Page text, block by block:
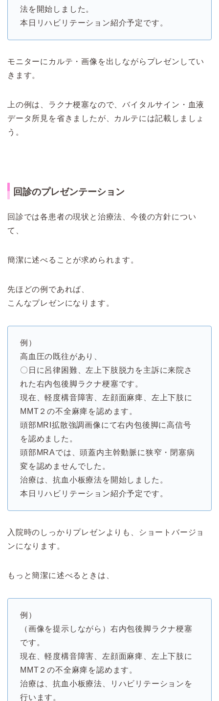
法を開始しました。
本日リハビリテーション紹介予定です。
モニターにカルテ・画像を出しながらプレゼンしてい
きます。
上の例は、ラクナ梗塞なので、バイタルサイン・血液
データ所見を省きましたが、カルテには記載しましょ
う。
回診のプレゼンテーション
回診では各患者の現状と治療法、今後の方針につい
て、
簡潔に述べることが求められます。
先ほどの例であれば、
こんなプレゼンになります。
例）
高血圧の既往があり、
〇日に呂律困難、左上下肢脱力を主訴に来院さ
れた右内包後脚ラクナ梗塞です。
現在、軽度構音障害、左顔面麻痺、左上下肢に
MMT２の不全麻痺を認めます。
頭部MRI拡散強調画像にて右内包後脚に高信号
を認めました。
頭部MRAでは、頭蓋内主幹動脈に狭窄・閉塞病
変を認めませんでした。
治療は、抗血小板療法を開始しました。
本日リハビリテーション紹介予定です。
入院時のしっかりプレゼンよりも、ショートバージョ
ンになります。
もっと簡潔に述べるときは、
例）
（画像を提示しながら）右内包後脚ラクナ梗塞
です。
現在、軽度構音障害、左顔面麻痺、左上下肢に
MMT２の不全麻痺を認めます。
治療は、抗血小板療法、リハビリテーションを
行います。